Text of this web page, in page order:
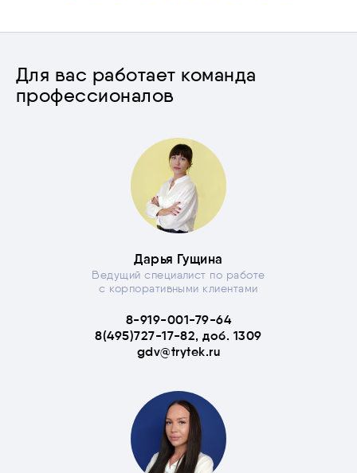
Для вас работает команда
профессионалов
Дарья Гущина
Ведущий специалист по работе
с корпоративными клиентами
8-919-001-79-64
8(495)727-17-82, доб. 1309
gdv@trytek.ru